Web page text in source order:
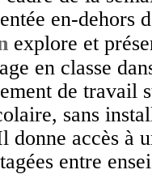
en-dehors
explore et
en classe
de travail
sans
donne accès à
entre